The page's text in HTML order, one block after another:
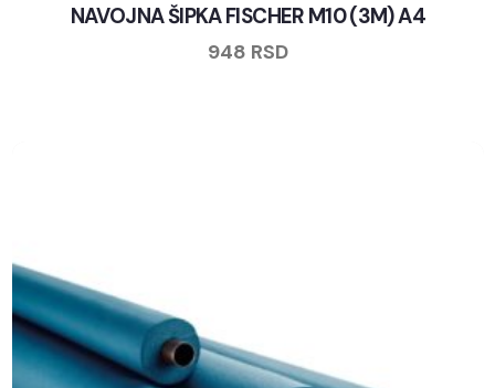
NAVOJNA ŠIPKA FISCHER M10 (3M) A4
948 RSD